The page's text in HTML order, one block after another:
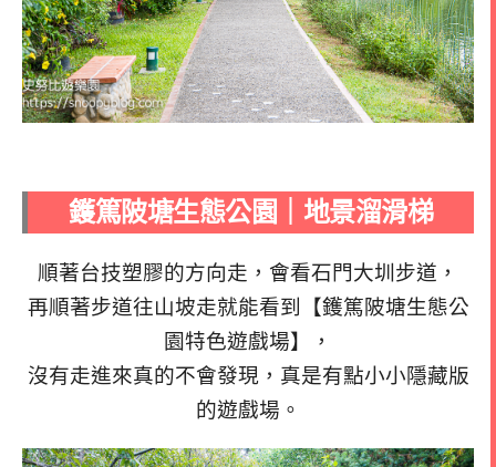
鑊篤陂塘生態公園｜地景溜滑梯
順著台技塑膠的方向走，會看石門大圳步道，
再順著步道往山坡走就能看到【鑊篤陂塘生態公
園特色遊戲場】，
沒有走進來真的不會發現，真是有點小小隱藏版
的遊戲場。